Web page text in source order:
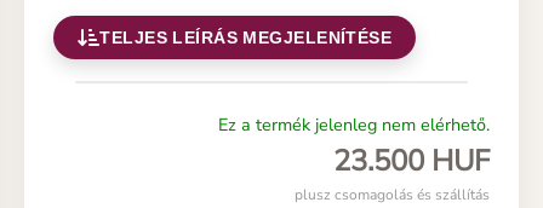
TELJES LEÍRÁS MEGJELENÍTÉSE
Ez a termék jelenleg nem elérhető.
23.500 HUF
plusz csomagolás és szállítás